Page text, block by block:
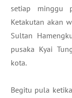
setiap minggu
Ketakutan akan
Sultan
pusaka Kyai
kota.
Begitu pula